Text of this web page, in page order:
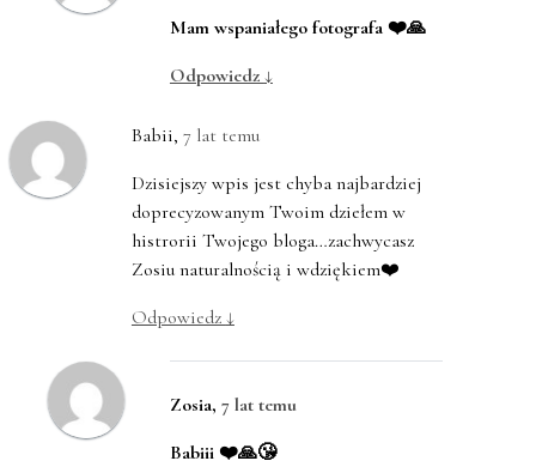
Mam wspaniałego fotografa ❤️🙏
Odpowiedz ↓
Babii, 7 lat temu
Dzisiejszy wpis jest chyba najbardziej
doprecyzowanym Twoim dziełem w
histrorii Twojego bloga…zachwycasz
Zosiu naturalnością i wdziękiem❤️
Odpowiedz ↓
Zosia, 7 lat temu
Babiii ❤️🙏😘